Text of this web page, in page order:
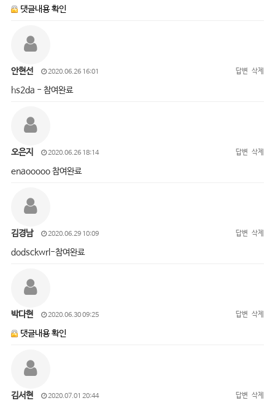
댓글내용 확인
안현선 2020.06.26 16:01 답변 삭제
hs2da - 참여완료
오은지 2020.06.26 18:14 답변 삭제
enaooooo 참여완료
김경남 2020.06.29 10:09 답변 삭제
dodsckwrl-참여완료
박다현 2020.06.30 09:25 답변 삭제
댓글내용 확인
김서현 2020.07.01 20:44 답변 삭제